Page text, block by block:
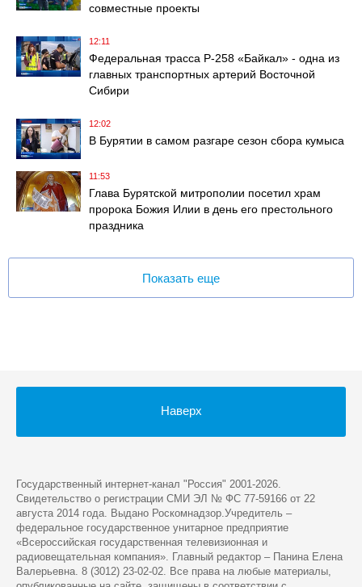
совместные проекты
12:11
Федеральная трасса Р-258 «Байкал» - одна из
главных транспортных артерий Восточной
Сибири
12:02
В Бурятии в самом разгаре сезон сбора кумыса
11:53
Глава Бурятской митрополии посетил храм
пророка Божия Илии в день его престольного
праздника
Показать еще
Наверх
Государственный интернет-канал "Россия" 2001-2026.
Cвидетельство о регистрации СМИ ЭЛ № ФС 77-59166 от 22
августа 2014 года. Выдано Роскомнадзор.Учредитель –
федеральное государственное унитарное предприятие
«Всероссийская государственная телевизионная и
радиовещательная компания». Главный редактор – Панина Елена
Валерьевна. 8 (3012) 23-02-02. Все права на любые материалы,